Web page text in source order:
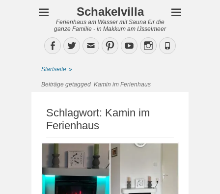
Schakelvilla
Ferienhaus am Wasser mit Sauna für die
ganze Familie - in Makkum am IJsselmeer
Facebook
TwitterEmailPinterestYouTubeInstagram
Phone
Startseite »
Beiträge getagged Kamin im Ferienhaus
Schlagwort: Kamin im
Ferienhaus